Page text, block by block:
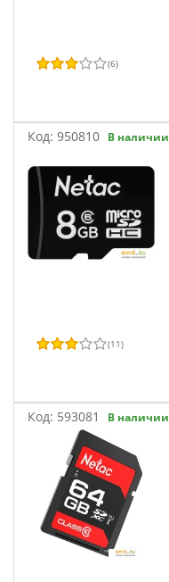
(6)
Код: 950810 В наличии
(11)
Код: 593081 В наличии